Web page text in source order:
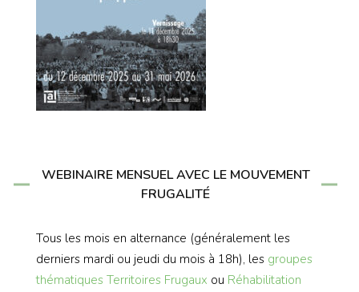
WEBINAIRE MENSUEL AVEC LE MOUVEMENT
FRUGALITÉ
Tous les mois en alternance (généralement les
derniers mardi ou jeudi du mois à 18h), les groupes
thématiques Territoires Frugaux ou Réhabilitation